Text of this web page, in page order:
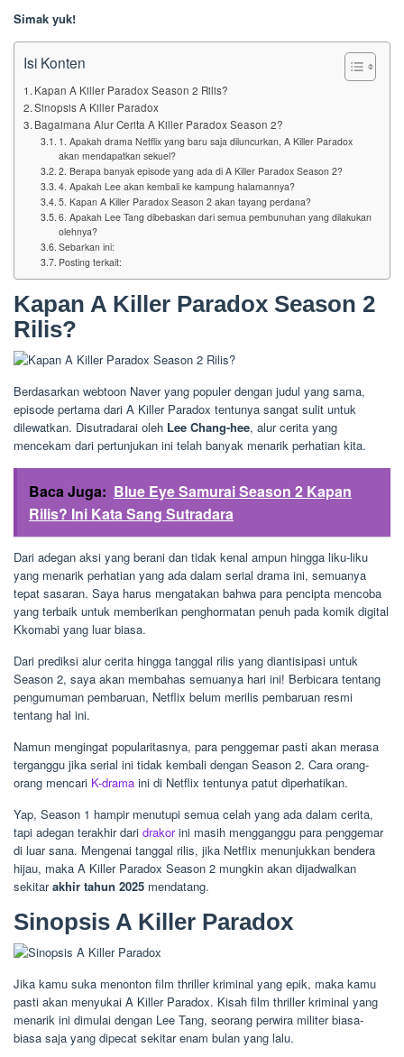
Simak yuk!
Isi Konten
Kapan A Killer Paradox Season 2 Rilis?
Sinopsis A Killer Paradox
Bagaimana Alur Cerita A Killer Paradox Season 2?
1. Apakah drama Netflix yang baru saja diluncurkan, A Killer Paradox
akan mendapatkan sekuel?
2. Berapa banyak episode yang ada di A Killer Paradox Season 2?
4. Apakah Lee akan kembali ke kampung halamannya?
5. Kapan A Killer Paradox Season 2 akan tayang perdana?
6. Apakah Lee Tang dibebaskan dari semua pembunuhan yang dilakukan
olehnya?
Sebarkan ini:
Posting terkait:
Kapan A Killer Paradox Season 2
Rilis?
Berdasarkan webtoon Naver yang populer dengan judul yang sama,
episode pertama dari A Killer Paradox tentunya sangat sulit untuk
dilewatkan. Disutradarai oleh Lee Chang-hee, alur cerita yang
mencekam dari pertunjukan ini telah banyak menarik perhatian kita.
Baca Juga: Blue Eye Samurai Season 2 Kapan
Rilis? Ini Kata Sang Sutradara
Dari adegan aksi yang berani dan tidak kenal ampun hingga liku-liku
yang menarik perhatian yang ada dalam serial drama ini, semuanya
tepat sasaran. Saya harus mengatakan bahwa para pencipta mencoba
yang terbaik untuk memberikan penghormatan penuh pada komik digital
Kkomabi yang luar biasa.
Dari prediksi alur cerita hingga tanggal rilis yang diantisipasi untuk
Season 2, saya akan membahas semuanya hari ini! Berbicara tentang
pengumuman pembaruan, Netflix belum merilis pembaruan resmi
tentang hal ini.
Namun mengingat popularitasnya, para penggemar pasti akan merasa
terganggu jika serial ini tidak kembali dengan Season 2. Cara orang-
orang mencari K-drama ini di Netflix tentunya patut diperhatikan.
Yap, Season 1 hampir menutupi semua celah yang ada dalam cerita,
tapi adegan terakhir dari drakorini masih mengganggu para penggemar
di luar sana. Mengenai tanggal rilis, jika Netflix menunjukkan bendera
hijau, maka A Killer Paradox Season 2 mungkin akan dijadwalkan
sekitarakhir tahun 2025 mendatang.
Sinopsis A Killer Paradox
Jika kamu suka menonton film thriller kriminal yang epik, maka kamu
pasti akan menyukai A Killer Paradox. Kisah film thriller kriminal yang
menarik ini dimulai dengan Lee Tang, seorang perwira militer biasa-
biasa saja yang dipecat sekitar enam bulan yang lalu.